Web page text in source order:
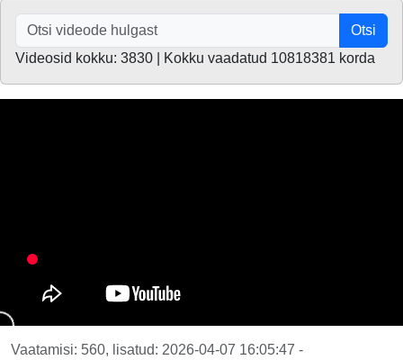
Otsi
Videosid kokku: 3830 | Kokku vaadatud 10818381 korda
Vaatamisi: 560, lisatud: 2026-04-07 16:05:47 -